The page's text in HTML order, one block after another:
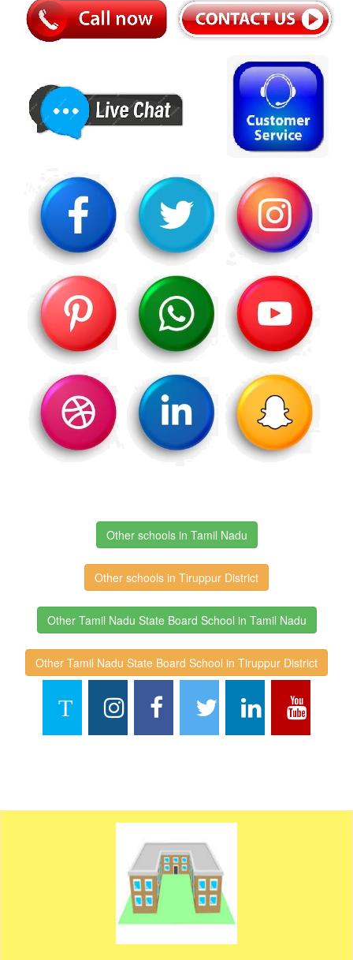
Other schools in Tamil Nadu
Other schools in Tiruppur District
Other Tamil Nadu State Board School in Tamil Nadu
Other Tamil Nadu State Board School in Tiruppur District